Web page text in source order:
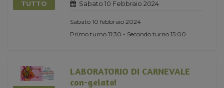
TUTTO
Sabato 10 Febbraio 2024
Sabato 10 febbraio 2024
Primo turno 11:30 - Secondo turno 15:00
LABORATORIO DI CARNEVALE
con-gelato!